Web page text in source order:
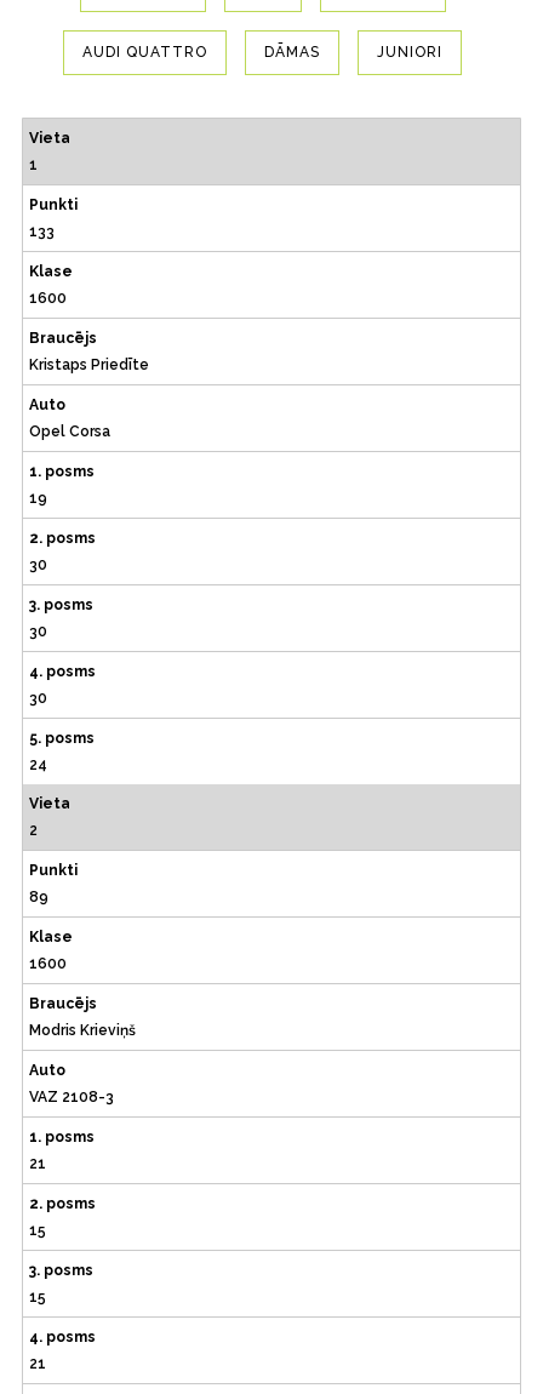
AUDI QUATTRO DĀMAS JUNIORI
Vieta
1
Punkti
133
Klase
1600
Braucējs
Kristaps Priedīte
Auto
Opel Corsa
1. posms
19
2. posms
30
3. posms
30
4. posms
30
5. posms
24
Vieta
2
Punkti
89
Klase
1600
Braucējs
Modris Krieviņš
Auto
VAZ 2108-3
1. posms
21
2. posms
15
3. posms
15
4. posms
21